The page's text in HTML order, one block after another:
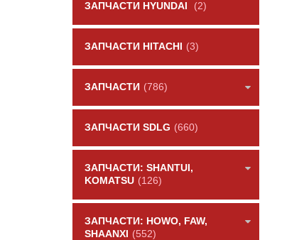
ЗАПЧАСТИ HYUNDAI (2)
ЗАПЧАСТИ HITACHI (3)
ЗАПЧАСТИ (786)
ЗАПЧАСТИ SDLG (660)
ЗАПЧАСТИ: SHANTUI,
KOMATSU (126)
ЗАПЧАСТИ: HOWO, FAW,
SHAANXI
(552)